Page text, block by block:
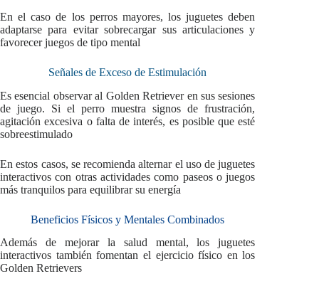
En el caso de los perros mayores, los juguetes deben
adaptarse para evitar sobrecargar sus articulaciones y
favorecer juegos de tipo mental
Señales de Exceso de Estimulación
Es esencial observar al Golden Retriever en sus sesiones
de juego. Si el perro muestra signos de frustración,
agitación excesiva o falta de interés, es posible que esté
sobreestimulado
En estos casos, se recomienda alternar el uso de juguetes
interactivos con otras actividades como paseos o juegos
más tranquilos para equilibrar su energía
Beneficios Físicos y Mentales Combinados
Además de mejorar la salud mental, los juguetes
interactivos también fomentan el ejercicio físico en los
Golden Retrievers